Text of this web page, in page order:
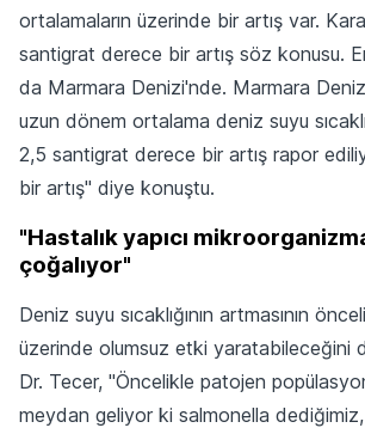
ortalamaların üzerinde bir artış var.
santigrat derece bir artış söz konusu.
da Marmara Denizi'nde. Marmara
uzun dönem ortalama deniz suyu
2,5 santigrat derece bir artış rapor
bir artış" diye konuştu.
"Hastalık yapıcı
çoğalıyor"
Deniz suyu sıcaklığının artmasının
üzerinde olumsuz etki yaratabileceğini
Dr. Tecer, "Öncelikle patojen
meydan geliyor ki salmonella